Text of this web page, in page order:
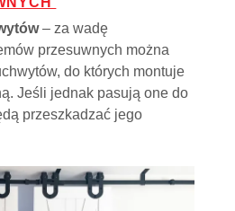
– za wadę
przesuwnych można
do których montuje
Jeśli jednak pasują one do
przeszkadzać jego